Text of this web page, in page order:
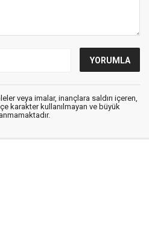
veya imalar, inançlara saldırı içeren,
karakter kullanılmayan ve büyük